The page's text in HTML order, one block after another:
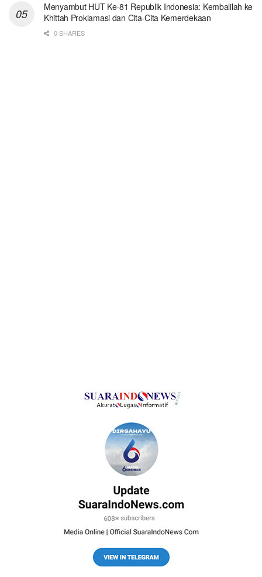
Menyambut HUT Ke-81 Republik Indonesia: Kembalilah ke
Khittah Proklamasi dan Cita-Cita Kemerdekaan
0 SHARES